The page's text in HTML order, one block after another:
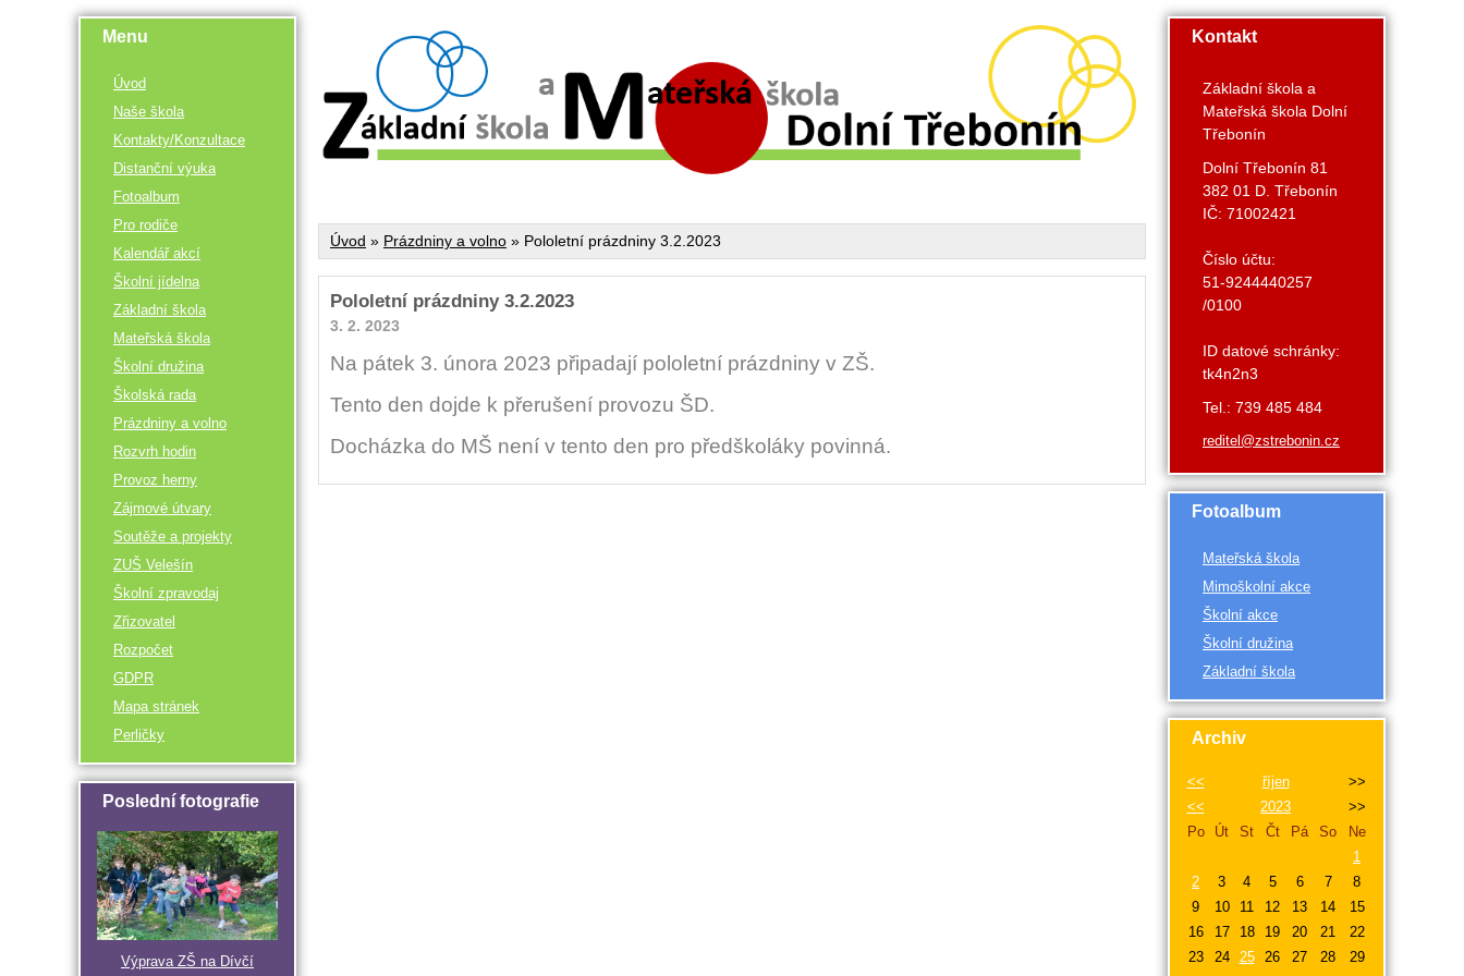
Menu
Úvod
Naše škola
Kontakty/Konzultace
Distanční výuka
Fotoalbum
Pro rodiče
Kalendář akcí
Školní jídelna
Základní škola
Mateřská škola
Školní družina
Školská rada
Prázdniny a volno
Rozvrh hodin
Provoz herny
Zájmové útvary
Soutěže a projekty
ZUŠ Velešín
Školní zpravodaj
Zřizovatel
Rozpočet
GDPR
Mapa stránek
Perličky
Poslední fotografie
Výprava ZŠ na Dívčí
Úvod » Prázdniny a volno » Pololetní prázdniny 3.2.2023
Pololetní prázdniny 3.2.2023
3. 2. 2023
Na pátek 3. února 2023 připadají pololetní prázdniny v ZŠ.
Tento den dojde k přerušení provozu ŠD.
Docházka do MŠ není v tento den pro předškoláky povinná.
Kontakt
Základní škola a
Mateřská škola Dolní
Třebonín
Dolní Třebonín 81
382 01 D. Třebonín
IČ: 71002421
Číslo účtu:
51-9244440257
/0100
ID datové schránky:
tk4n2n3
Tel.: 739 485 484
reditel@zstrebonin.cz
Fotoalbum
Mateřská škola
Mimoškolní akce
Školní akce
Školní družina
Základní škola
Archiv
<< říjen
>>
<<
2023
>>
Po
Út St Čt Pá So
Ne
1
2
3 4 5 6 7
8
9
10 11 12 13 14
15
16
17 18 19 20 21
22
23
24 25 26 27 28
29